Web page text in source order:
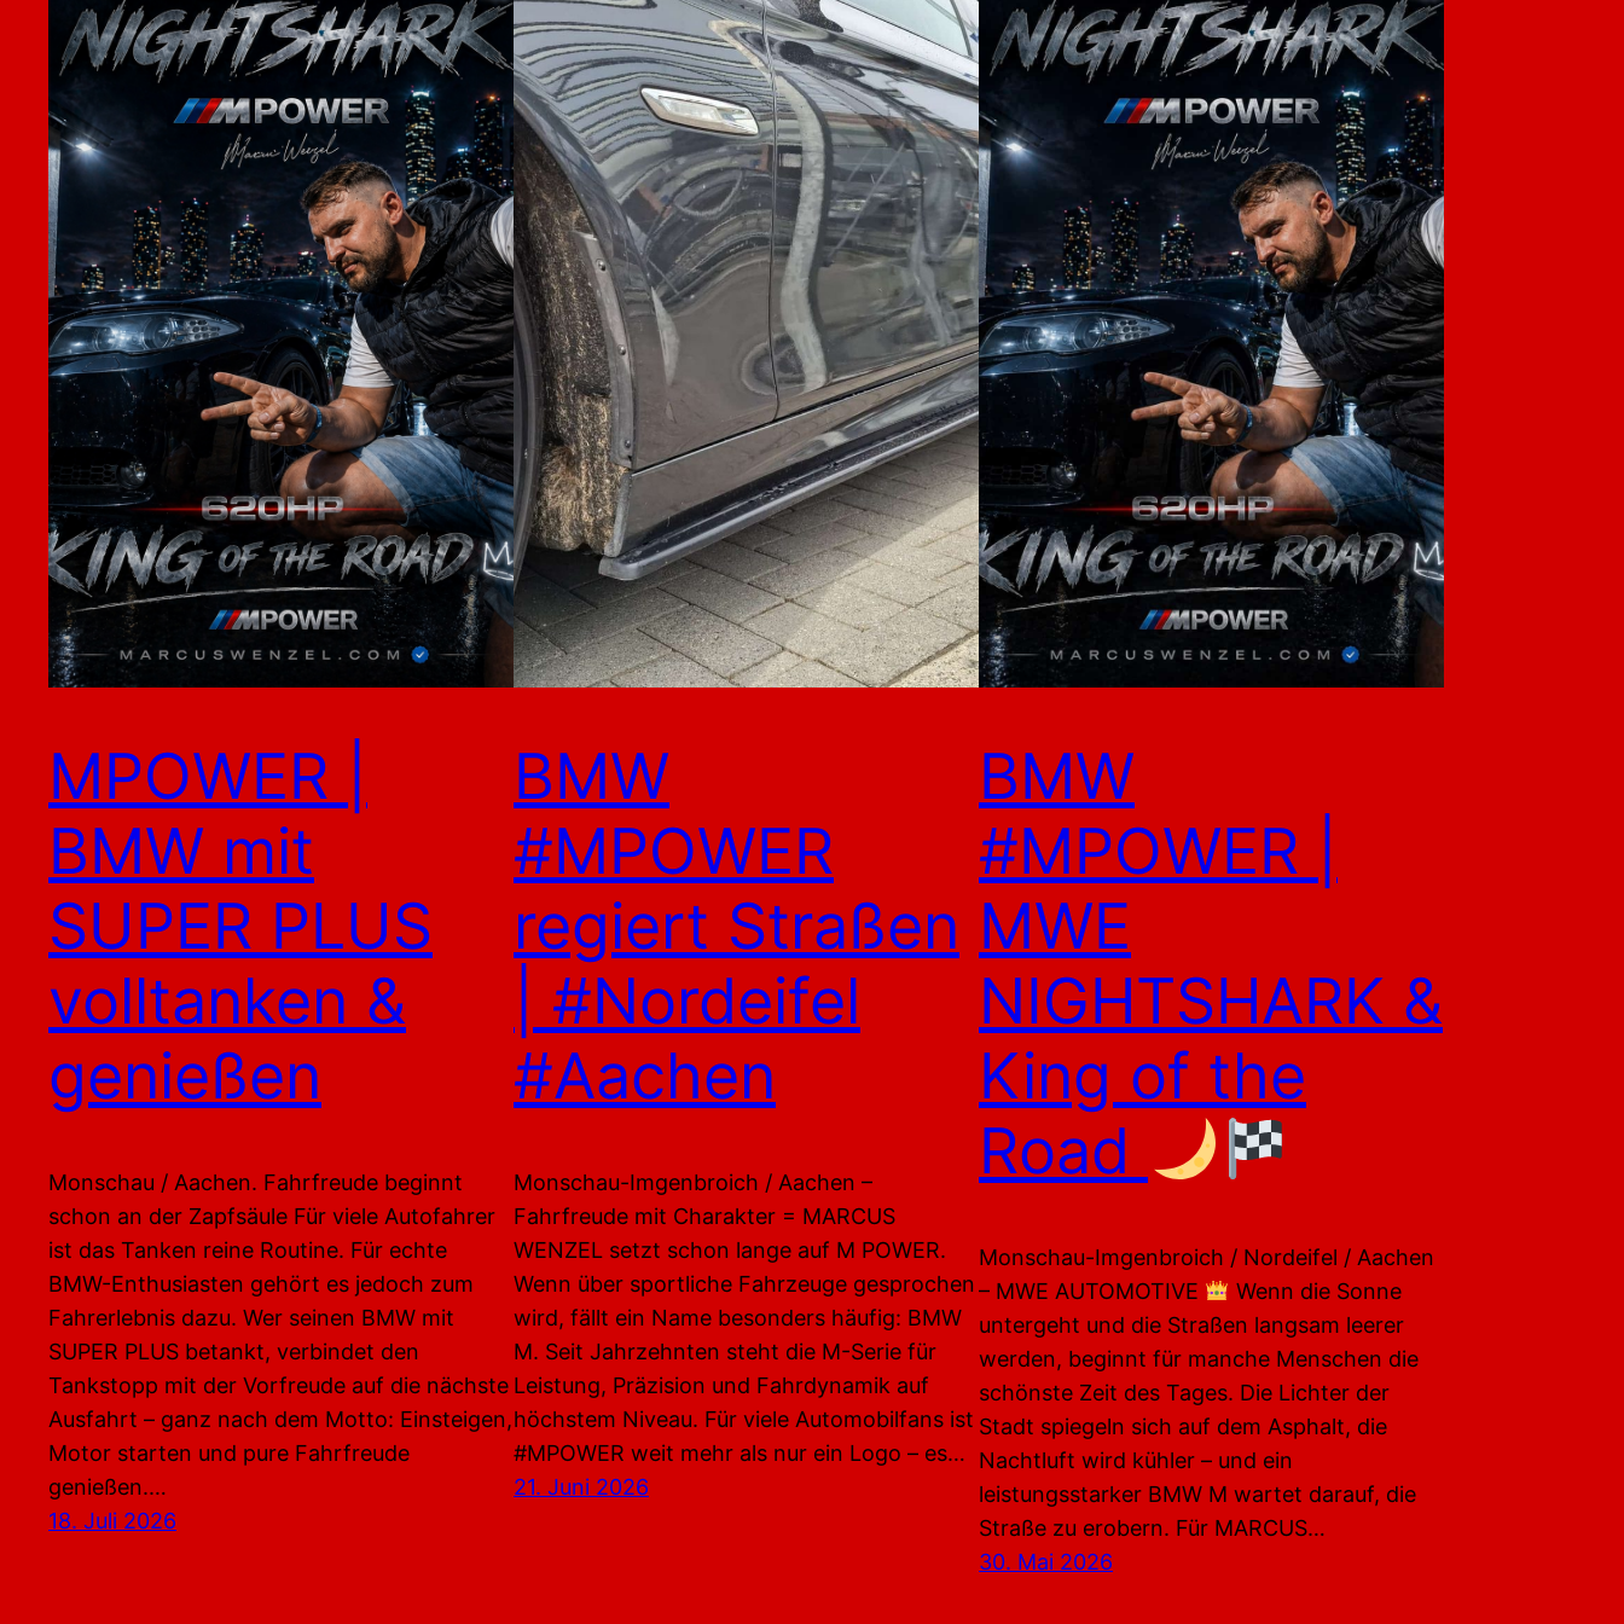
MPOWER |
BMW mit
SUPER PLUS
volltanken &
genießen
Monschau / Aachen. Fahrfreude beginnt
schon an der Zapfsäule Für viele Autofahrer
ist das Tanken reine Routine. Für echte
BMW-Enthusiasten gehört es jedoch zum
Fahrerlebnis dazu. Wer seinen BMW mit
SUPER PLUS betankt, verbindet den
Tankstopp mit der Vorfreude auf die nächste
Ausfahrt – ganz nach dem Motto: Einsteigen,
Motor starten und pure Fahrfreude
genießen.…
18. Juli 2026
BMW
#MPOWER
regiert Straßen
| #Nordeifel
#Aachen
Monschau-Imgenbroich / Aachen –
Fahrfreude mit Charakter = MARCUS
WENZEL setzt schon lange auf M POWER.
Wenn über sportliche Fahrzeuge gesprochen
wird, fällt ein Name besonders häufig: BMW
M. Seit Jahrzehnten steht die M-Serie für
Leistung, Präzision und Fahrdynamik auf
höchstem Niveau. Für viele Automobilfans ist
#MPOWER weit mehr als nur ein Logo – es…
21. Juni 2026
BMW
#MPOWER |
MWE
NIGHTSHARK &
King of the
Road
Monschau-Imgenbroich / Nordeifel / Aachen
– MWE AUTOMOTIVE
Wenn die Sonne
untergeht und die Straßen langsam leerer
werden, beginnt für manche Menschen die
schönste Zeit des Tages. Die Lichter der
Stadt spiegeln sich auf dem Asphalt, die
Nachtluft wird kühler – und ein
leistungsstarker BMW M wartet darauf, die
Straße zu erobern. Für MARCUS…
30. Mai 2026